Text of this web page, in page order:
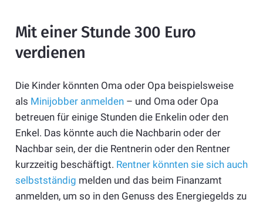
Mit einer Stunde 300 Euro
verdienen
Die Kinder könnten Oma oder Opa beispielsweise
als Minijobber anmelden– und Oma oder Opa
betreuen für einige Stunden die Enkelin oder den
Enkel. Das könnte auch die Nachbarin oder der
Nachbar sein, der die Rentnerin oder den Rentner
kurzzeitig beschäftigt. Rentner könnten sie sich auch
selbstständig melden und das beim Finanzamt
anmelden, um so in den Genuss des Energiegelds zu